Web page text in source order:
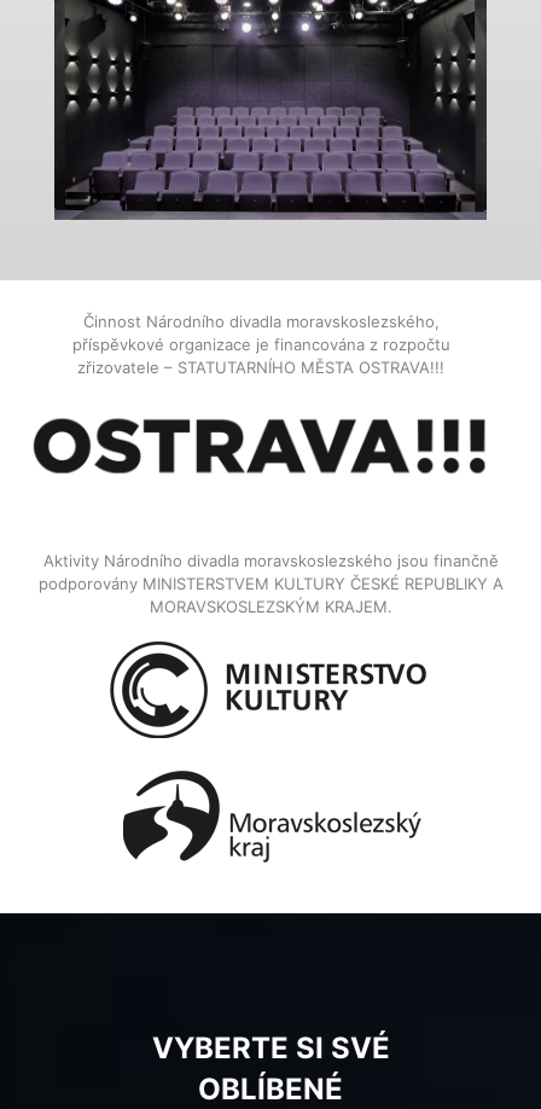
Činnost Národního divadla moravskoslezského,
příspěvkové organizace je financována z rozpočtu
zřizovatele – STATUTARNÍHO MĚSTA OSTRAVA!!!
Aktivity Národního divadla moravskoslezského jsou finančně
podporovány MINISTERSTVEM KULTURY ČESKÉ REPUBLIKY A
MORAVSKOSLEZSKÝM KRAJEM.
VYBERTE SI SVÉ
OBLÍBENÉ